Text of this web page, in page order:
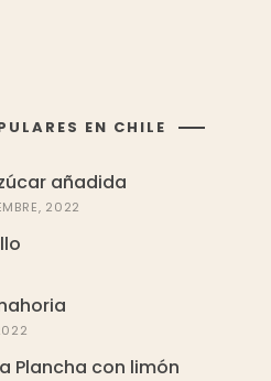
EN CHILE
añadida
2022
Plancha con limón